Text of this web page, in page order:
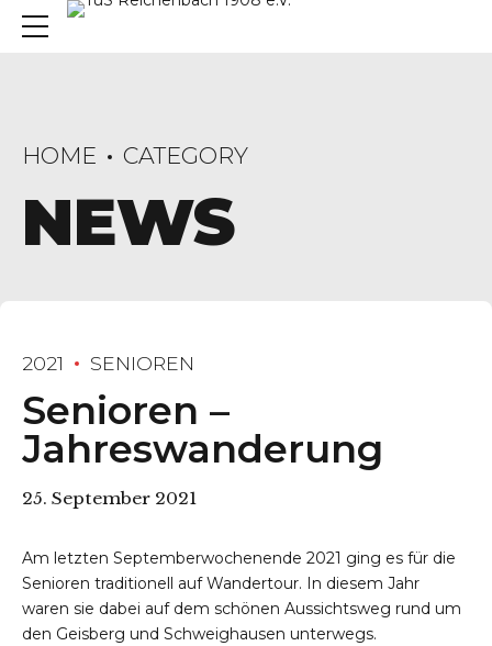
HOME CATEGORY
NEWS
2021 SENIOREN
Senioren –
Jahreswanderung
25. September 2021
Am letzten Septemberwochenende 2021 ging es für die
Senioren traditionell auf Wandertour. In diesem Jahr
waren sie dabei auf dem schönen Aussichtsweg rund um
den Geisberg und Schweighausen unterwegs.